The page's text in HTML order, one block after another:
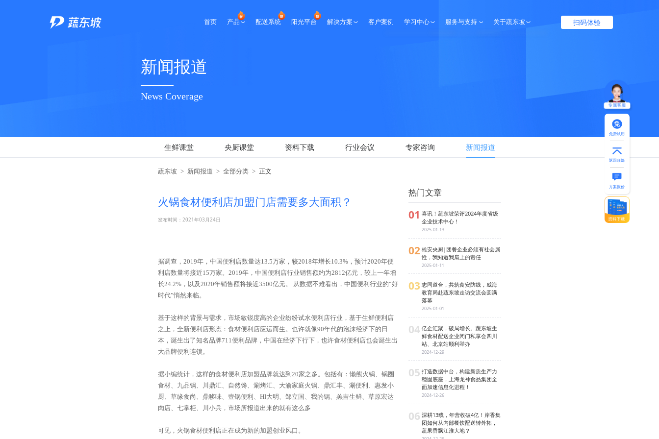
首页 产品 配送系统 阳光平台 解决方案 客户案例 学习中心 服务与支持 关于蔬东坡 扫码体验
新闻报道
News Coverage
生鲜课堂 央厨课堂 资料下载 行业会议 专家咨询 新闻报道
蔬东坡 > 新闻报道 > 全部分类 > 正文
火锅食材便利店加盟门店需要多大面积？
发布时间：2021年03月24日
据调查，2019年，中国便利店数量达13.5万家，较2018年增长10.3%，预计2020年便
利店数量将接近15万家。2019年，中国便利店行业销售额约为2812亿元，较上一年增
长24.2%，以及2020年销售额将接近3500亿元。 从数据不难看出，中国便利行业的“好
时代”悄然来临。
基于这样的背景与需求，市场敏锐度高的企业纷纷试水便利店行业，基于生鲜便利店
之上，全新便利店形态：食材便利店应运而生。也许就像90年代的泡沫经济下的日
本，诞生出了知名品牌711便利品牌，中国在经济下行下，也许食材便利店也会诞生出
大品牌便利连锁。
据小编统计，这样的食材便利店加盟品牌就达到20家之多。包括有：懒熊火锅、锅圈
食材、九品锅、川鼎汇、自然馋、涮烤汇、大渝家庭火锅、鼎汇丰、涮便利、惠发小
厨、草缘食尚、鼎哆味、壹锅便利、HI大明、邹立国、我的锅、羔吉生鲜、草原宏达
肉店、七掌柜、川小兵，市场所报道出来的就有这么多
可见，火锅食材便利店正在成为新的加盟创业风口。
热门文章
01 喜讯！蔬东坡荣评2024年度省级
企业技术中心！
2025-01-13
02 雄安央厨|团餐企业必须有社会属
性，我知道我肩上的责任
2025-01-11
03 志同道合，共筑食安防线，威海
教育局赴蔬东坡走访交流会圆满
落幕
2025-01-01
04 亿企汇聚，破局增长。蔬东坡生
鲜食材配送企业闭门私享会四川
站、北京站顺利举办
2024-12-29
05 打造数据中台，构建新质生产力
稳固底座，上海龙神食品集团全
面加速信息化进程！
2024-12-26
06 深耕13载，年营收破4亿！岸香集
团如何从内部餐饮配送转外拓，
蔬果香飘江淮大地？
专属客服
免费试用
返回顶部
方案报价